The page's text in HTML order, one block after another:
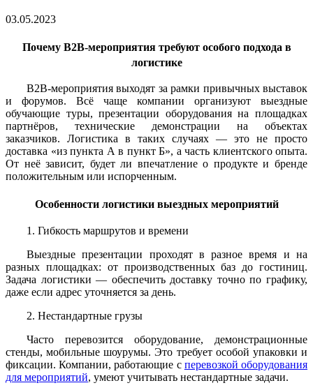
03.05.2023
Почему B2B-мероприятия требуют особого подхода в
логистике
B2B-мероприятия выходят за рамки привычных выставок
и форумов. Всё чаще компании организуют выездные
обучающие туры, презентации оборудования на площадках
партнёров, технические демонстрации на объектах
заказчиков. Логистика в таких случаях — это не просто
доставка «из пункта А в пункт Б», а часть клиентского опыта.
От неё зависит, будет ли впечатление о продукте и бренде
положительным или испорченным.
Особенности логистики выездных мероприятий
1. Гибкость маршрутов и времени
Выездные презентации проходят в разное время и на
разных площадках: от производственных баз до гостиниц.
Задача логистики — обеспечить доставку точно по графику,
даже если адрес уточняется за день.
2. Нестандартные грузы
Часто перевозится оборудование, демонстрационные
стенды, мобильные шоурумы. Это требует особой упаковки и
фиксации. Компании, работающие с перевозкой оборудования
для мероприятий, умеют учитывать нестандартные задачи.